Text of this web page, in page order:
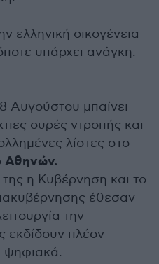
ελληνική οικογένεια
υπάρχει ανάγκη.
μπαίνει
ουρές ντροπής και
λίστες στο
Αθηνών.
η Κυβέρνηση και το
έθεσαν
την
εκδίδουν πλέον
ψηφιακά.